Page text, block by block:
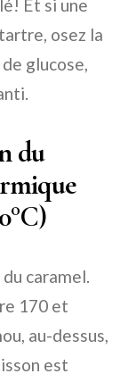
Et si une
osez la
glucose,
du
caramel.
170 et
au-dessus,
est